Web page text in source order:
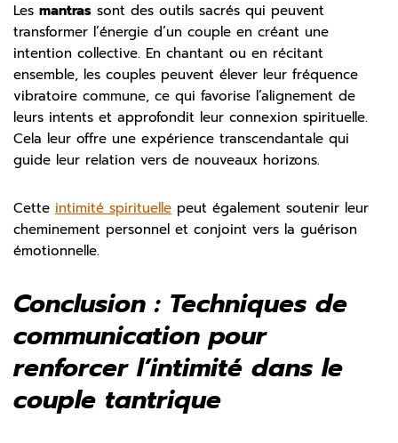
Les mantras sont des outils sacrés qui peuvent
transformer l’énergie d’un couple en créant une
intention collective. En chantant ou en récitant
ensemble, les couples peuvent élever leur fréquence
vibratoire commune, ce qui favorise l’alignement de
leurs intents et approfondit leur connexion spirituelle.
Cela leur offre une expérience transcendantale qui
guide leur relation vers de nouveaux horizons.
Cette intimité spirituelle peut également soutenir leur
cheminement personnel et conjoint vers la guérison
émotionnelle.
Conclusion : Techniques de
communication pour
renforcer l’intimité dans le
couple tantrique